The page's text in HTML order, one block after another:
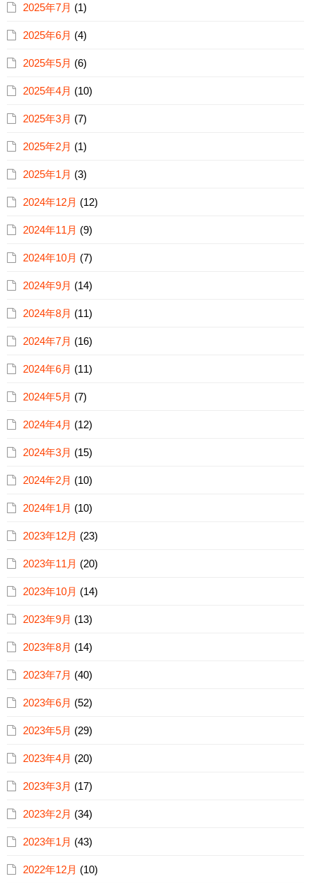
2025年7月 (1)
2025年6月 (4)
2025年5月 (6)
2025年4月 (10)
2025年3月 (7)
2025年2月 (1)
2025年1月 (3)
2024年12月 (12)
2024年11月 (9)
2024年10月 (7)
2024年9月 (14)
2024年8月 (11)
2024年7月 (16)
2024年6月 (11)
2024年5月 (7)
2024年4月 (12)
2024年3月 (15)
2024年2月 (10)
2024年1月 (10)
2023年12月 (23)
2023年11月 (20)
2023年10月 (14)
2023年9月 (13)
2023年8月 (14)
2023年7月 (40)
2023年6月 (52)
2023年5月 (29)
2023年4月 (20)
2023年3月 (17)
2023年2月 (34)
2023年1月 (43)
2022年12月 (10)